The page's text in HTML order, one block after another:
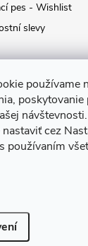
používame
návštevnosti.
cez
používaním
pes - Wishlist
slevy
nastavení cookies